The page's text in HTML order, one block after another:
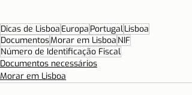
Dicas de Lisboa Europa PortugalLisboa
DocumentosMorar em Lisboa NIF
Número de Identificação Fiscal
Documentos necessários
Morar em Lisboa